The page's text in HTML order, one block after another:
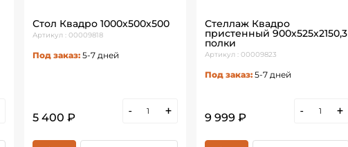
Стол Квадро 1000х500х500
Артикул : 00009818
Под заказ: 5-7 дней
5 400 ₽
- +
Стеллаж Квадро
пристенный 900х525х2150,3
полки
Артикул : 00009823
Под заказ: 5-7 дней
9 999 ₽
- +